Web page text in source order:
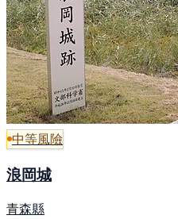
中等風險
浪岡城
青森縣